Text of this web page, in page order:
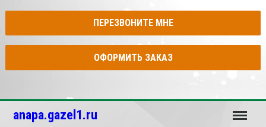
ПЕРЕЗВОНИТЕ МНЕ
ОФОРМИТЬ ЗАКАЗ
anapa.gazel1.ru Меню